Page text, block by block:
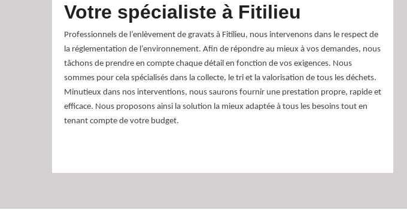
Votre spécialiste à Fitilieu
Professionnels de l’enlèvement de gravats à Fitilieu, nous intervenons dans le respect de
la réglementation de l’environnement. Afin de répondre au mieux à vos demandes, nous
tâchons de prendre en compte chaque détail en fonction de vos exigences. Nous
sommes pour cela spécialisés dans la collecte, le tri et la valorisation de tous les déchets.
Minutieux dans nos interventions, nous saurons fournir une prestation propre, rapide et
efficace. Nous proposons ainsi la solution la mieux adaptée à tous les besoins tout en
tenant compte de votre budget.